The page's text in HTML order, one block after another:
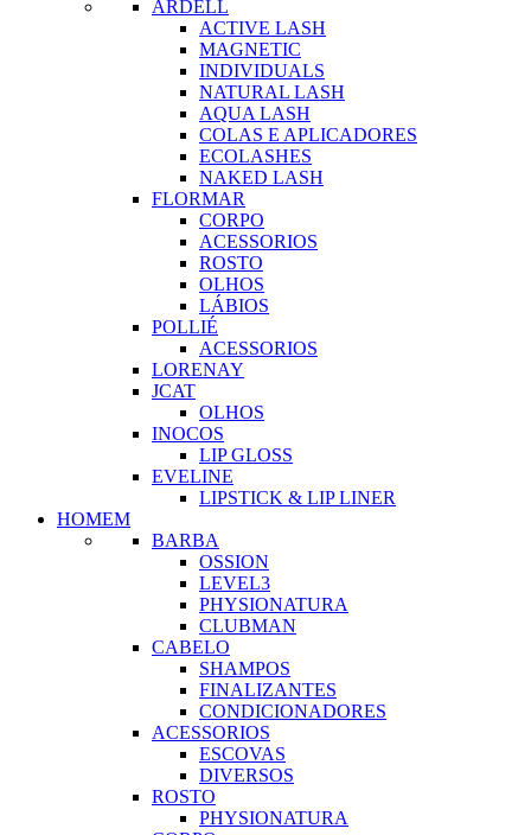
ARDELL
ACTIVE LASH
MAGNETIC
INDIVIDUALS
NATURAL LASH
AQUA LASH
COLAS E APLICADORES
ECOLASHES
NAKED LASH
FLORMAR
CORPO
ACESSORIOS
ROSTO
OLHOS
LÁBIOS
POLLIÉ
ACESSORIOS
LORENAY
JCAT
OLHOS
INOCOS
LIP GLOSS
EVELINE
LIPSTICK & LIP LINER
HOMEM
BARBA
OSSION
LEVEL3
PHYSIONATURA
CLUBMAN
CABELO
SHAMPOS
FINALIZANTES
CONDICIONADORES
ACESSORIOS
ESCOVAS
DIVERSOS
ROSTO
PHYSIONATURA